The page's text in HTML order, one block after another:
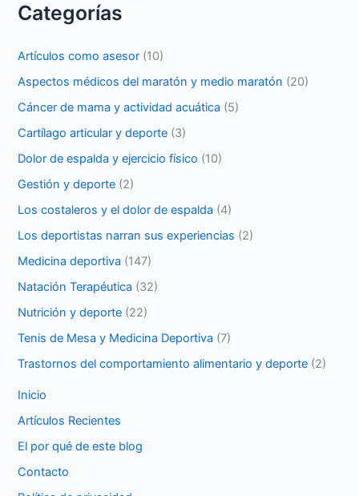
Categorías
Artículos como asesor (10)
Aspectos médicos del maratón y medio maratón (20)
Cáncer de mama y actividad acuática (5)
Cartílago articular y deporte (3)
Dolor de espalda y ejercicio físico (10)
Gestión y deporte (2)
Los costaleros y el dolor de espalda (4)
Los deportistas narran sus experiencias (2)
Medicina deportiva (147)
Natación Terapéutica (32)
Nutrición y deporte (22)
Tenis de Mesa y Medicina Deportiva (7)
Trastornos del comportamiento alimentario y deporte (2)
Inicio
Artículos Recientes
El por qué de este blog
Contacto